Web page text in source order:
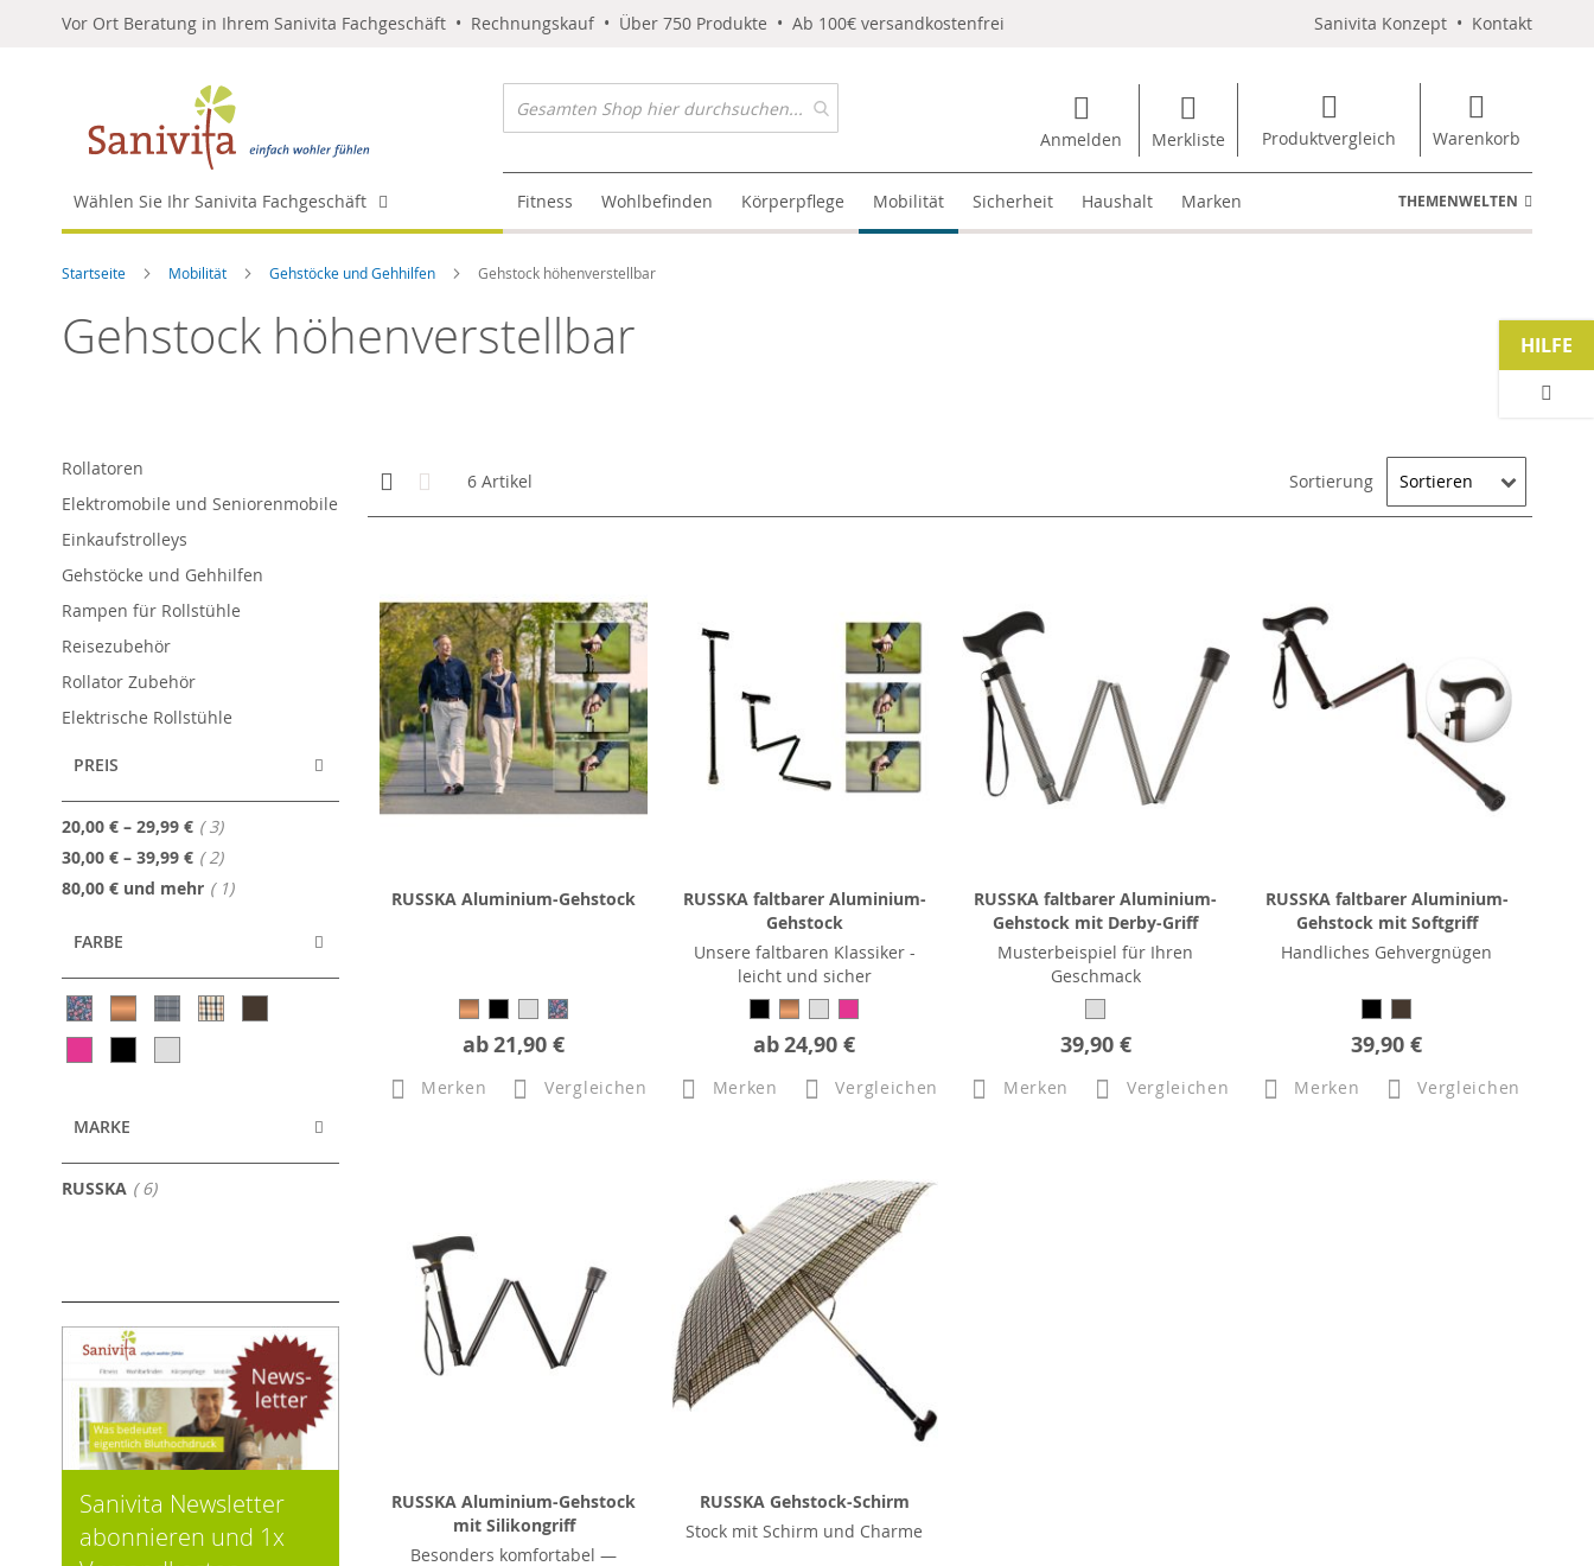
Vor Ort Beratung in Ihrem Sanivita Fachgeschäft • Rechnungskauf • Über 750 Produkte • Ab 100€ versandkostenfrei Sanivita Konzept • Kontakt
Anmelden Merkliste Produktvergleich Warenkorb
Wählen Sie Ihr Sanivita Fachgeschäft Fitness Wohlbefinden Körperpflege Mobilität Sicherheit Haushalt Marken THEMENWELTEN
Startseite Mobilität Gehstöcke und Gehhilfen Gehstock höhenverstellbar
Gehstock höhenverstellbar
Anzeigen
als
Kachelansicht
Liste6 Artikel Sortierung
RUSSKA Aluminium-Gehstock
ab21,90 €
Merken Vergleichen
RUSSKA faltbarer Aluminium-
Gehstock
Unsere faltbaren Klassiker -
leicht und sicher
ab24,90 €
Merken Vergleichen
RUSSKA faltbarer Aluminium-
Gehstock mit Derby-Griff
Musterbeispiel für Ihren
Geschmack
39,90 €
Merken Vergleichen
RUSSKA faltbarer Aluminium-
Gehstock mit Softgriff
Handliches Gehvergnügen
39,90 €
Merken Vergleichen
RUSSKA Aluminium-Gehstock
mit Silikongriff
Besonders komfortabel —
RUSSKA Gehstock-Schirm
Stock mit Schirm und Charme
Rollatoren
Elektromobile und Seniorenmobile
Einkaufstrolleys
Gehstöcke und Gehhilfen
Rampen für Rollstühle
Reisezubehör
Rollator Zubehör
Elektrische Rollstühle
PREIS
20,00 € – 29,99 € 3Artikel
30,00 € – 39,99 € 2Artikel
80,00 € und mehr 1Artikel
FARBE
MARKE
RUSSKA 6Artikel
Sanivita Newsletter
abonnieren und 1x
HILFE